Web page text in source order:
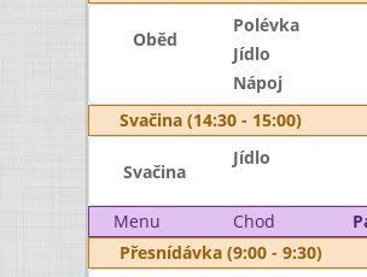
Oběd
Polévka
Jídlo
Nápoj
Svačina (14:30 - 15:00)
Svačina
Jídlo
Menu Chod
Přesnídávka (9:00 - 9:30)